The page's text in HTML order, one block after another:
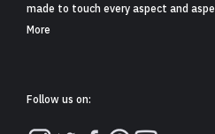
made to touch every aspect and
More
Follow us on: